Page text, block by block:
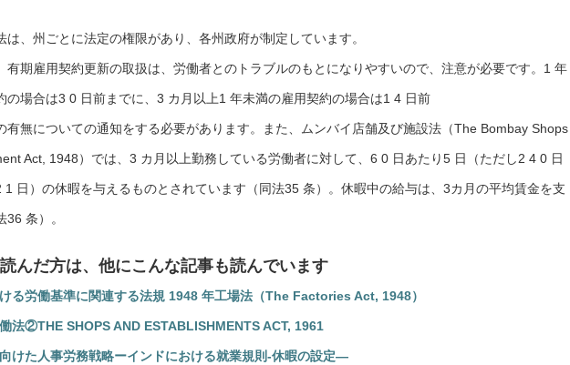
は、州ごとに法定の権限があり、各州政府が制定しています。
有期雇用契約更新の取扱は、労働者とのトラブルのもとになりやすいので、注意が必要です。1 年
の場合は3 0 日前までに、3 カ月以上1 年未満の雇用契約の場合は1 4 日前
有無についての通知をする必要があります。また、ムンバイ店舗及び施設法（The Bombay Shops
Act, 1948）では、3 カ月以上勤務している労働者に対して、6 0 日あたり5 日（ただし2 4 0 日
1 日）の休暇を与えるものとされています（同法35 条）。休暇中の給与は、3カ月の平均賃金を支
条）。
んだ方は、他にこんな記事も読んでいます
る労働基準に関連する法規 1948 年工場法（The Factories Act, 1948）
法②THE SHOPS AND ESTABLISHMENTS ACT, 1961
けた人事労務戦略ーインドにおける就業規則-休暇の設定―